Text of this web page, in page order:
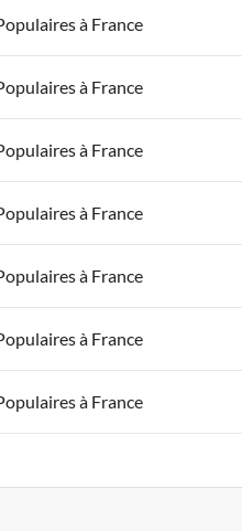
à France
Appartements de Vacances à
Appartements de Vacances à
à France
Appartements de Vacances à
Appartements de Vacances à
à France
Appartements de Vacances à
Appartements de Vacances à
à France
Appartements de Vacances à
Appartements de Vacances à
à France
Appartements de Vacances à
Appartements de Vacances à
à France
Appartements de Vacances à
Appartements de Vacances à
à France